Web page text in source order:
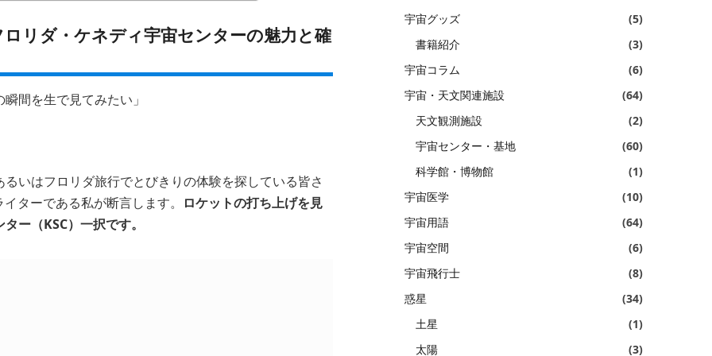
リダ・ケネディ宇宙センターの魅力と確
間を生で見てみたい」
いはフロリダ旅行でとびきりの体験を探している皆さ
ターである私が断言します。
ロケットの打ち上げを見
ー（KSC）一択です。
宇宙グッズ
(5)
書籍紹介
(3)
宇宙コラム
(6)
宇宙・天文関連施設
(64)
天文観測施設
(2)
宇宙センター・基地
(60)
科学館・博物館
(1)
宇宙医学
(10)
宇宙用語
(64)
宇宙空間
(6)
宇宙飛行士
(8)
惑星
(34)
土星
(1)
太陽
(3)